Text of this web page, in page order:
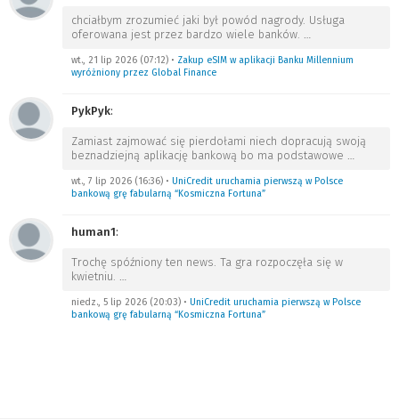
chciałbym zrozumieć jaki był powód nagrody. Usługa
oferowana jest przez bardzo wiele banków. …
wt., 21 lip 2026 (07:12) • Zakup eSIM w aplikacji Banku Millennium
wyróżniony przez Global Finance
PykPyk:
Zamiast zajmować się pierdołami niech dopracują swoją
beznadziejną aplikację bankową bo ma podstawowe …
wt., 7 lip 2026 (16:36) • UniCredit uruchamia pierwszą w Polsce
bankową grę fabularną “Kosmiczna Fortuna”
human1:
Trochę spóźniony ten news. Ta gra rozpoczęła się w
kwietniu. …
niedz., 5 lip 2026 (20:03) • UniCredit uruchamia pierwszą w Polsce
bankową grę fabularną “Kosmiczna Fortuna”